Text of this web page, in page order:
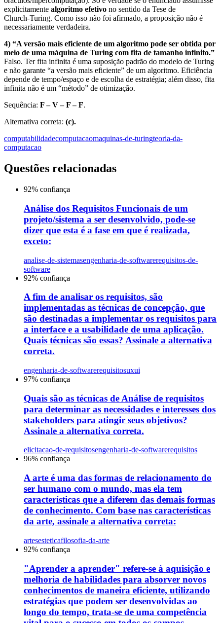
explicitamente algoritmo efetivo no sentido da Tese de
Church‑Turing. Como isso não foi afirmado, a proposição não é
necessariamente verdadeira.
4) “A versão mais eficiente de um algoritmo pode ser obtida por
meio de uma máquina de Turing com fita de tamanho infinito.”
Falso. Ter fita infinita é uma suposição padrão do modelo de Turing
e não garante “a versão mais eficiente” de um algoritmo. Eficiência
depende de tempo/espaço e de escolha de estratégia; além disso, fita
infinita não é um “método” de otimização.
Sequência: F – V – F – F.
Alternativa correta: (c).
computabilidadecomputacaomaquinas-de-turingteoria-da-
computacao
Questões relacionadas
92% confiança
Análise dos Requisitos Funcionais de um
projeto/sistema a ser desenvolvido, pode-se
dizer que esta é a fase em que é realizada,
exceto:
analise-de-sistemasengenharia-de-softwarerequisitos-de-
software
92% confiança
A fim de analisar os requisitos, são
implementadas as técnicas de concepção, que
são destinadas a implementar os requisitos para
a interface e a usabilidade de uma aplicação.
Quais técnicas são essas? Assinale a alternativa
correta.
engenharia-de-softwarerequisitosuxui
97% confiança
Quais são as técnicas de Análise de requisitos
para determinar as necessidades e interesses dos
stakeholders para atingir seus objetivos?
Assinale a alternativa correta.
elicitacao-de-requisitosengenharia-de-softwarerequisitos
96% confiança
A arte é uma das formas de relacionamento do
ser humano com o mundo, mas ela tem
características que a diferem das demais formas
de conhecimento. Com base nas características
da arte, assinale a alternativa correta:
artesesteticafilosofia-da-arte
92% confiança
"Aprender a aprender" refere-se à aquisição e
melhoria de habilidades para absorver novos
conhecimentos de maneira eficiente, utilizando
estratégias que podem ser desenvolvidas ao
longo do tempo, trata-se de uma competência